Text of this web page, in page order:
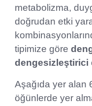
metabolizma,
doğrudan etki
tipimize göre
dengesizleştirici
Aşağıda yer alan
öğünlerde yer